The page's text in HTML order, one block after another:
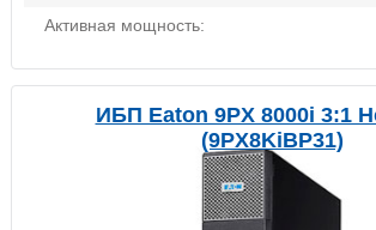
Активная мощность:
ИБП Eaton 9PX 8000i 3:1
(9PX8KiBP31)